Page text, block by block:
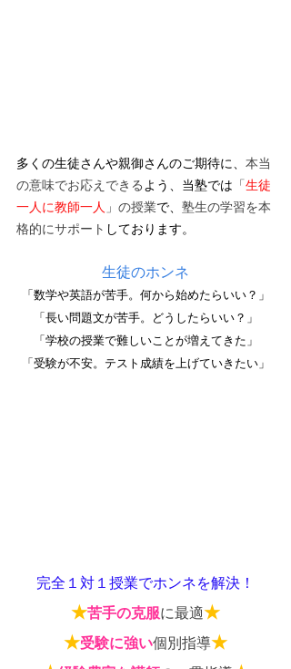
多くの生徒さんや親御さんのご期待に、 本当
の意味でお応えできるよう、当塾では 「生徒
一人に教師一人 」の授業で、 塾生の学習を本
格的にサポート しております。
生徒のホンネ
「数学や英語が苦手。何から始めたらいい？」
「長い問題文が苦手。どうしたらいい？」
「学校の授業で難しいことが増えてきた」
「受験が不安。テスト成績を上げていきたい」
完全１対１授業でホンネを解決！
★苦手の克服に最適★
★受験に強い個別指導★